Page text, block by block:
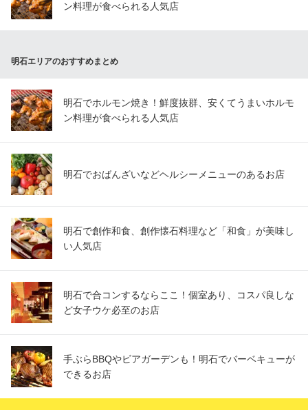
ン料理が食べられる人気店
明石エリアのおすすめまとめ
明石でホルモン焼き！鮮度抜群、安くてうまいホルモ
ン料理が食べられる人気店
明石でおばんざいなどヘルシーメニューのあるお店
明石で創作和食、創作懐石料理など「和食」が美味し
い人気店
明石で合コンするならここ！個室あり、コスパ良しな
ど女子ウケ必至のお店
手ぶらBBQやビアガーデンも！明石でバーベキューが
できるお店